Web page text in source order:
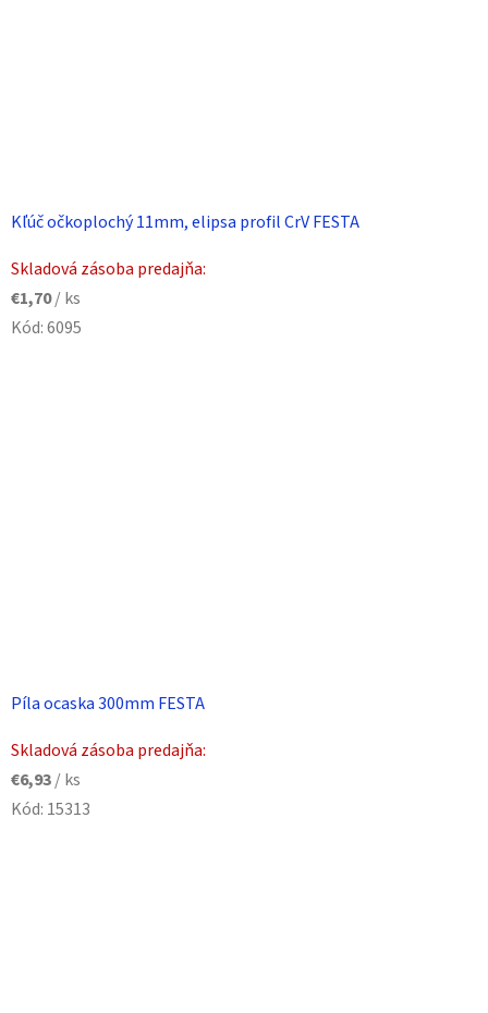
Kľúč očkoplochý 11mm, elipsa profil CrV FESTA
Skladová zásoba predajňa:
€1,70/ ks
Kód:6095
Píla ocaska 300mm FESTA
Skladová zásoba predajňa:
€6,93/ ks
Kód: 15313